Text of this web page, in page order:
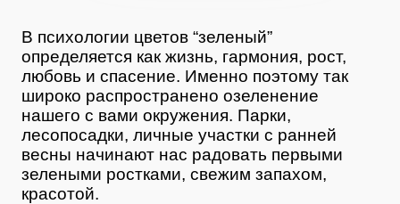
В психологии цветов “зеленый”
определяется как жизнь, гармония, рост,
любовь и спасение. Именно поэтому так
широко распространено озеленение
нашего с вами окружения. Парки,
лесопосадки, личные участки с ранней
весны начинают нас радовать первыми
зелеными ростками, свежим запахом,
красотой.